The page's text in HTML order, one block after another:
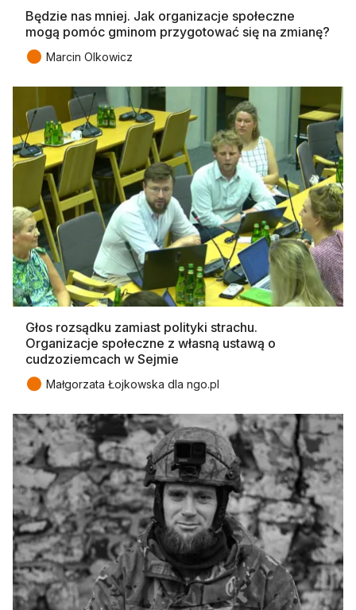
Będzie nas mniej. Jak organizacje społeczne
mogą pomóc gminom przygotować się na zmianę?
● Marcin Olkowicz
Głos rozsądku zamiast polityki strachu.
Organizacje społeczne z własną ustawą o
cudzoziemcach w Sejmie
● Małgorzata Łojkowska dla ngo.pl